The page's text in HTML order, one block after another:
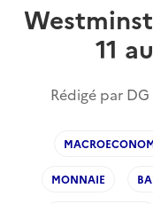
11
Rédigé par DG
MONNAIE